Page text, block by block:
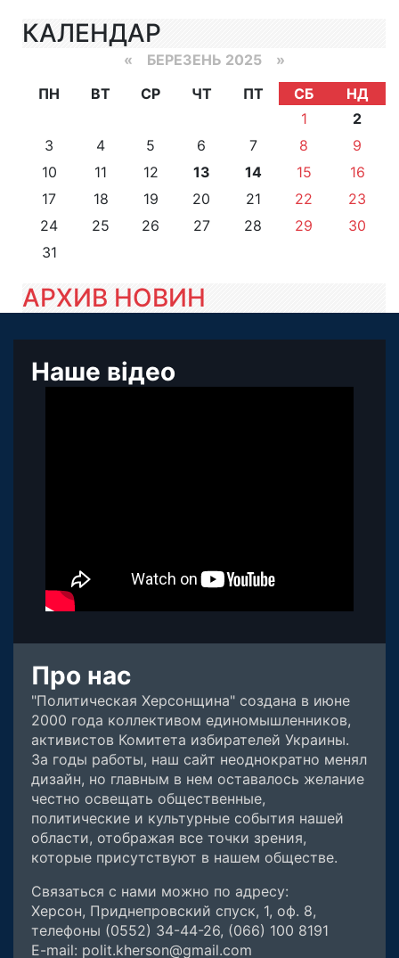
КАЛЕНДАР
« БЕРЕЗЕНЬ 2025 »
ПН
ВТ СР ЧТ ПТ СБ
НД
1
2
3
4 5 6 7 8
9
10
11 12 13 14 15
16
17
18 19 20 21 22
23
24
25 26 27 28 29
30
31
АРХИВ НОВИН
Наше відео
Про нас
"Политическая Херсонщина" создана в июне
2000 года коллективом единомышленников,
активистов Комитета избирателей Украины.
За годы работы, наш сайт неоднократно менял
дизайн, но главным в нем оставалось желание
честно освещать общественные,
политические и культурные события нашей
области, отображая все точки зрения,
которые присутствуют в нашем обществе.
Связаться с нами можно по адресу:
Херсон, Приднепровский спуск, 1, оф. 8,
телефоны (0552) 34-44-26, (066) 100 8191
E-mail: polit.kherson@gmail.com